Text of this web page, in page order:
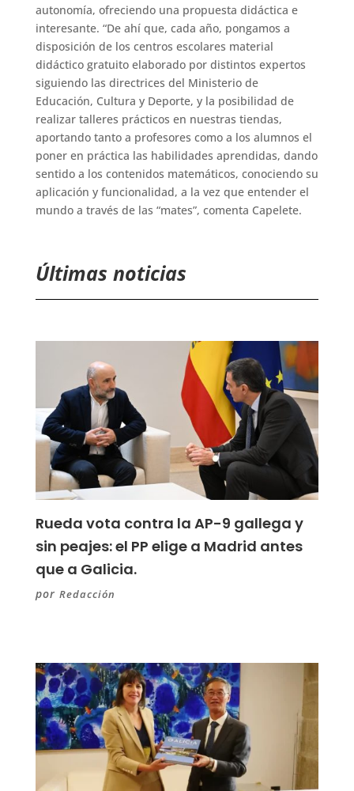
autonomía, ofreciendo una propuesta didáctica e
interesante. “De ahí que, cada año, pongamos a
disposición de los centros escolares material
didáctico gratuito elaborado por distintos expertos
siguiendo las directrices del Ministerio de
Educación, Cultura y Deporte, y la posibilidad de
realizar talleres prácticos en nuestras tiendas,
aportando tanto a profesores como a los alumnos el
poner en práctica las habilidades aprendidas, dando
sentido a los contenidos matemáticos, conociendo su
aplicación y funcionalidad, a la vez que entender el
mundo a través de las “mates”, comenta Capelete.
Últimas noticias
Rueda vota contra la AP-9 gallega y
sin peajes: el PP elige a Madrid antes
que a Galicia.
por Redacción